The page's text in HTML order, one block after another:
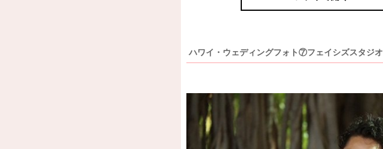
ハワイ・ウェディングフォト⑦フェイシズスタジオ